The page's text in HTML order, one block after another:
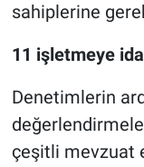
sahiplerine
11 işletmeye
Denetimlerin
çeşitli mevzuat